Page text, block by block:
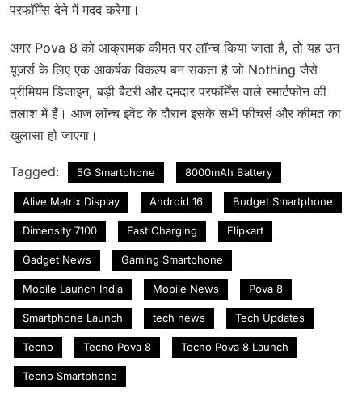
परफॉर्मेंस देने में मदद करेगा।
अगर Pova 8 को आक्रामक कीमत पर लॉन्च किया जाता है, तो यह उन
यूजर्स के लिए एक आकर्षक विकल्प बन सकता है जो Nothing जैसे
प्रीमियम डिजाइन, बड़ी बैटरी और दमदार परफॉर्मेंस वाले स्मार्टफोन की
तलाश में हैं। आज लॉन्च इवेंट के दौरान इसके सभी फीचर्स और कीमत का
खुलासा हो जाएगा।
Tagged: 5G Smartphone 8000mAh Battery
Alive Matrix Display Android 16 Budget Smartphone
Dimensity 7100 Fast Charging Flipkart
Gadget News Gaming Smartphone
Mobile Launch India Mobile News Pova 8
Smartphone Launch tech news Tech Updates
Tecno Tecno Pova 8 Tecno Pova 8 Launch
Tecno Smartphone